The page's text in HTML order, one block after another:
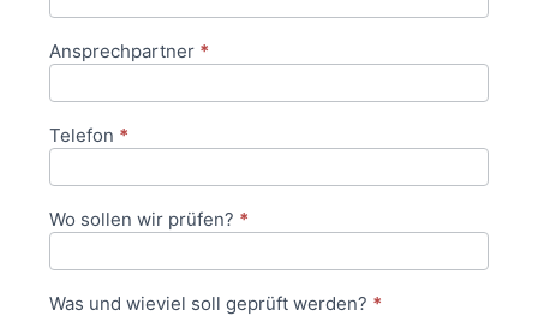
Ansprechpartner *
Telefon *
Wo sollen wir prüfen? *
Was und wieviel soll geprüft werden? *